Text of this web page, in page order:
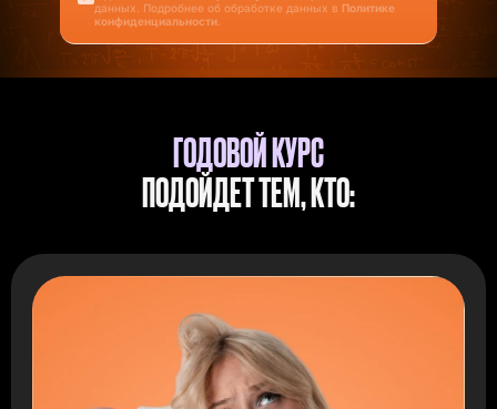
данных. Подробнее об обработке данных в Политике
конфиденциальности
ГОДОВОЙ КУРС
ПОДОЙДЕТ ТЕМ, КТО: